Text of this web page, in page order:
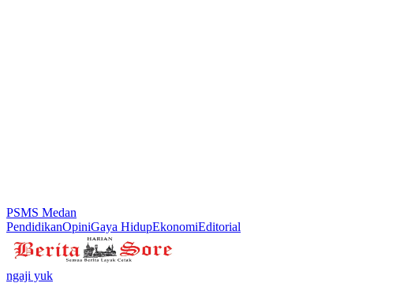
PSMS Medan
PendidikanOpiniGaya HidupEkonomiEditorial
ngaji yuk